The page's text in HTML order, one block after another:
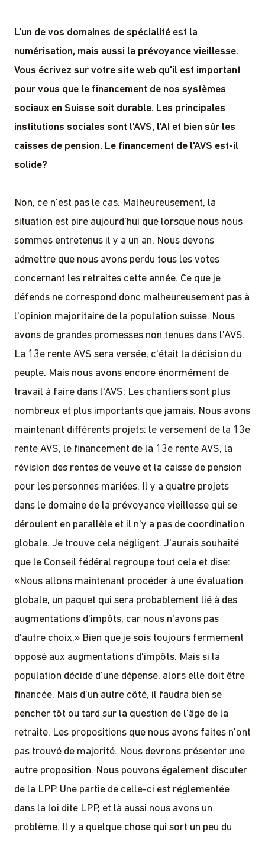
L'un de vos domaines de spécialité est la
numérisation, mais aussi la prévoyance vieillesse.
Vous écrivez sur votre site web qu'il est important
pour vous que le financement de nos systèmes
sociaux en Suisse soit durable. Les principales
institutions sociales sont l'AVS, l'AI et bien sûr les
caisses de pension. Le financement de l'AVS est-il
solide?
Non, ce n'est pas le cas. Malheureusement, la
situation est pire aujourd'hui que lorsque nous nous
sommes entretenus il y a un an. Nous devons
admettre que nous avons perdu tous les votes
concernant les retraites cette année. Ce que je
défends ne correspond donc malheureusement pas à
l'opinion majoritaire de la population suisse. Nous
avons de grandes promesses non tenues dans l'AVS.
La 13e rente AVS sera versée, c'était la décision du
peuple. Mais nous avons encore énormément de
travail à faire dans l'AVS: Les chantiers sont plus
nombreux et plus importants que jamais. Nous avons
maintenant différents projets: le versement de la 13e
rente AVS, le financement de la 13e rente AVS, la
révision des rentes de veuve et la caisse de pension
pour les personnes mariées. Il y a quatre projets
dans le domaine de la prévoyance vieillesse qui se
déroulent en parallèle et il n'y a pas de coordination
globale. Je trouve cela négligent. J'aurais souhaité
que le Conseil fédéral regroupe tout cela et dise:
«Nous allons maintenant procéder à une évaluation
globale, un paquet qui sera probablement lié à des
augmentations d'impôts, car nous n'avons pas
d'autre choix.» Bien que je sois toujours fermement
opposé aux augmentations d'impôts. Mais si la
population décide d'une dépense, alors elle doit être
financée. Mais d'un autre côté, il faudra bien se
pencher tôt ou tard sur la question de l'âge de la
retraite. Les propositions que nous avons faites n'ont
pas trouvé de majorité. Nous devrons présenter une
autre proposition. Nous pouvons également discuter
de la LPP. Une partie de celle-ci est réglementée
dans la loi dite LPP, et là aussi nous avons un
problème. Il y a quelque chose qui sort un peu du